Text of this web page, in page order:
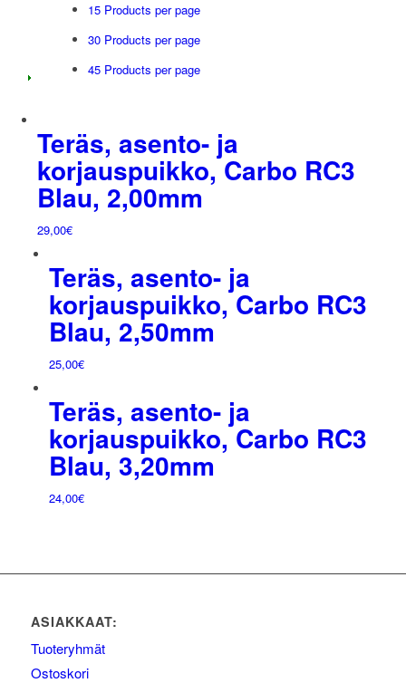
15 Products per page
30 Products per page
45 Products per page
Teräs, asento- ja
korjauspuikko, Carbo RC3
Blau, 2,00mm
29,00€
Teräs, asento- ja
korjauspuikko, Carbo RC3
Blau, 2,50mm
25,00€
Teräs, asento- ja
korjauspuikko, Carbo RC3
Blau, 3,20mm
24,00€
ASIAKKAAT:
Tuoteryhmät
Ostoskori